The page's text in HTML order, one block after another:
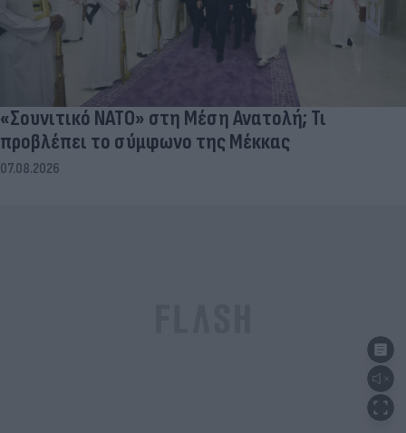
«Σουνιτικό ΝΑΤΟ» στη Μέση Ανατολή; Τι
προβλέπει το σύμφωνο της Μέκκας
07.08.2026